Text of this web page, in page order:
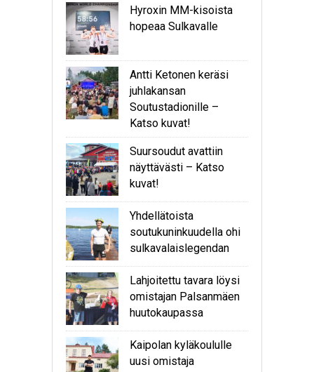
Hyroxin MM-kisoista
hopeaa Sulkavalle
Antti Ketonen keräsi
juhlakansan
Soutustadionille –
Katso kuvat!
Suursoudut avattiin
näyttävästi – Katso
kuvat!
Yhdellätoista
soutukuninkuudella ohi
sulkavalaislegendan
Lahjoitettu tavara löysi
omistajan Palsanmäen
huutokaupassa
Kaipolan kyläkoululle
uusi omistaja